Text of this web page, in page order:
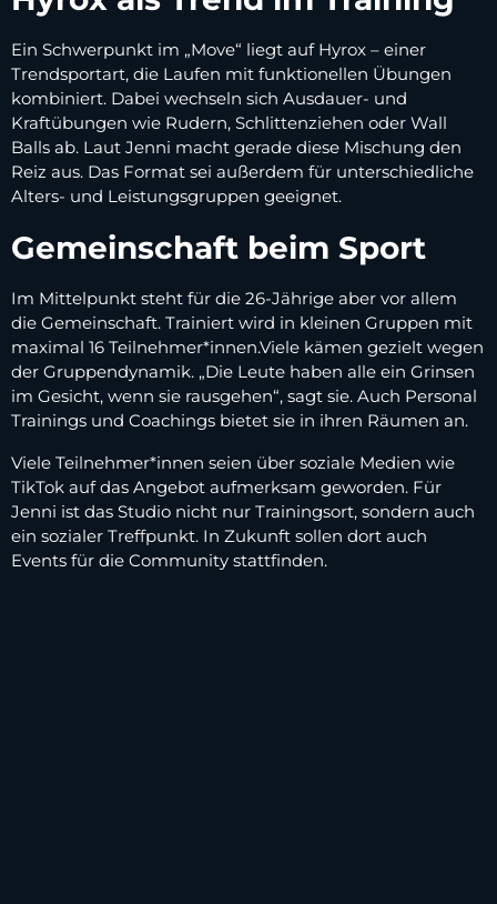
Ein Schwerpunkt im „Move“ liegt auf Hyrox – einer
Trendsportart, die Laufen mit funktionellen Übungen
kombiniert. Dabei wechseln sich Ausdauer- und
Kraftübungen wie Rudern, Schlittenziehen oder Wall
Balls ab. Laut Jenni macht gerade diese Mischung den
Reiz aus. Das Format sei außerdem für unterschiedliche
Alters- und Leistungsgruppen geeignet.
Gemeinschaft beim Sport
Im Mittelpunkt steht für die 26-Jährige aber vor allem
die Gemeinschaft. Trainiert wird in kleinen Gruppen mit
maximal 16 Teilnehmer*innen.Viele kämen gezielt wegen
der Gruppendynamik. „Die Leute haben alle ein Grinsen
im Gesicht, wenn sie rausgehen“, sagt sie. Auch Personal
Trainings und Coachings bietet sie in ihren Räumen an.
Viele Teilnehmer*innen seien über soziale Medien wie
TikTok auf das Angebot aufmerksam geworden. Für
Jenni ist das Studio nicht nur Trainingsort, sondern auch
ein sozialer Treffpunkt. In Zukunft sollen dort auch
Events für die Community stattfinden.